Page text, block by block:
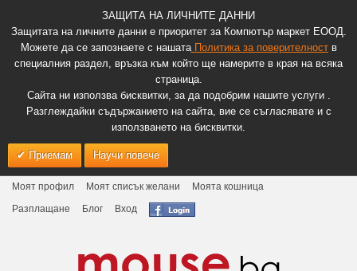
ЗАЩИТА НА ЛИЧНИТЕ ДАННИ
Защитата на личните данни е приоритет за Компютър маркет ЕООД.
Можете да се запознаете с нашатаПолитика за поверителноств
специалния раздел, връзка към който ще намерите в края на всяка
страница.
Сайта ни използва бисквитки, за да подобрим нашите услуги .
Разглеждайки съдържанието на сайта, вие се съгласявате и с
използването на бисквитки.
Приемам Научи повече
Моят профил Моят списък желани
Моята кошница
Разплащане
Блог Вход